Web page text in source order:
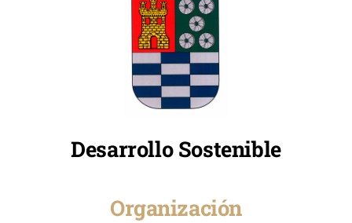
Desarrollo Sostenible
Organización